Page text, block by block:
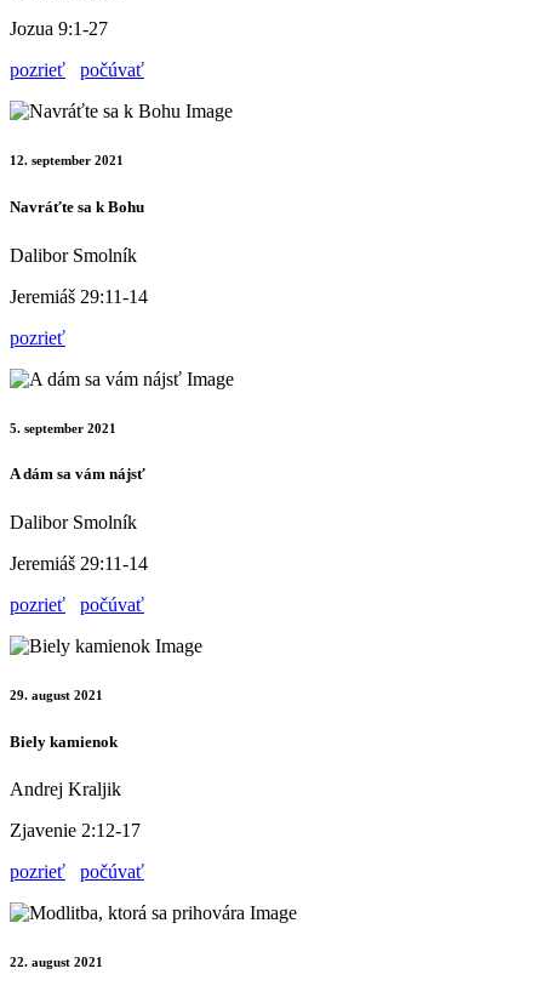
Jozua 9:1-27
pozrieť
počúvať
12. september 2021
Navráťte sa k Bohu
Dalibor Smolník
Jeremiáš 29:11-14
pozrieť
5. september 2021
A dám sa vám nájsť
Dalibor Smolník
Jeremiáš 29:11-14
pozrieť
počúvať
29. august 2021
Biely kamienok
Andrej Kraljik
Zjavenie 2:12-17
pozrieť
počúvať
22. august 2021